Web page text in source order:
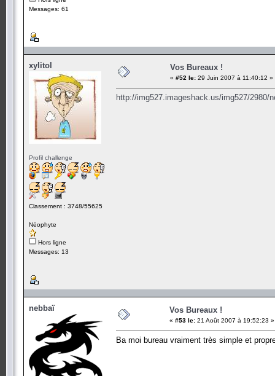
Messages: 61
xylitol
Profil challenge
Classement : 3748/55625
Néophyte
Hors ligne
Messages: 13
Vos Bureaux !
« #52 le: 29 Juin 2007 à 11:40:12 »
http://img527.imageshack.us/img527/2980/
nebbaï Vos Bureaux !
« #53 le: 21 Août 2007 à 19:52:23 »
Ba moi bureau vraiment très simple et